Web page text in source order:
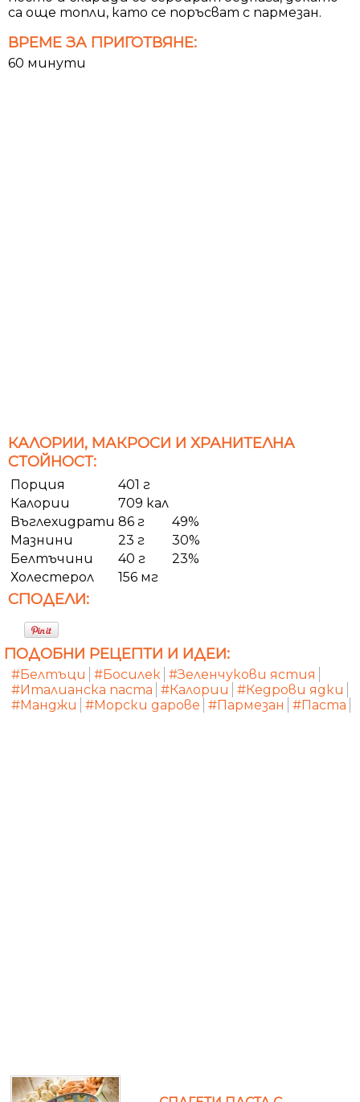
са още топли, като се поръсват с пармезан.
ВРЕМЕ ЗА ПРИГОТВЯНЕ:
60 минути
КАЛОРИИ, МАКРОСИ И ХРАНИТЕЛНА
СТОЙНОСТ:
Порция
401 г
Калории
709 кал
Въглехидрати 86 г
49%
Мазнини
23 г
30%
Белтъчини
40 г
23%
Холестерол
156 мг
СПОДЕЛИ:
ПОДОБНИ РЕЦЕПТИ И ИДЕИ:
#Белтъци #Босилек #Зеленчукови ястия
#Италианска паста #Калории
#Кедрови ядки
#Манджи
#Морски дарове #Пармезан #Паста